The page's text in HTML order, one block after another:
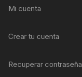
Mi cuenta
Crear tu cuenta
Recuperar contraseña